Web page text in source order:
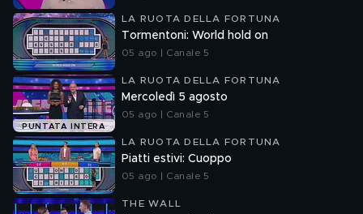
LA RUOTA DELLA FORTUNA
Tormentoni: World hold on
05 ago | Canale 5
PUNTATA INTERA
LA RUOTA DELLA FORTUNA
Mercoledì 5 agosto
05 ago | Canale 5
LA RUOTA DELLA FORTUNA
Piatti estivi: Cuoppo
05 ago | Canale 5
THE WALL